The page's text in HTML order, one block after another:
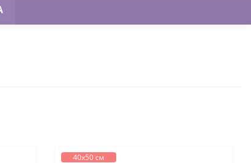
40х50 см